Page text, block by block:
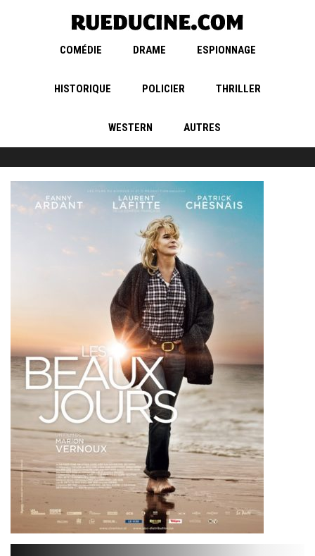
COMÉDIE DRAME ESPIONNAGE
HISTORIQUE POLICIER THRILLER
WESTERN AUTRES